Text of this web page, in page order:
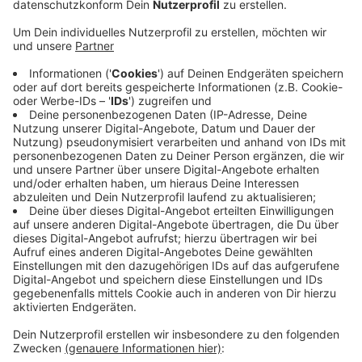
Veröffentlicht:Dienstag, 22.04.2025 16:11
Anzeige
NOYS’R’US, das sind Frontfrau und Leadsängerin
Melanie Schicha - bekannt auch als Radio Berg
Nachrichtenstimme, Leadsänger und Frontmann
Stevie Gable, Keyboarder und Backgroundsänger
Thomas Braun, Gitarrist und Backgroundsänger Stefan
Rösler, Bassist und Sänger Martin Grund sowie Jan
Häger an den Drums.
Karten für das Konzert am 30. April gibt's für 12,-€hier
oder am 30. April vor Ort an der Abendkasse für 15 €.
Anzeige